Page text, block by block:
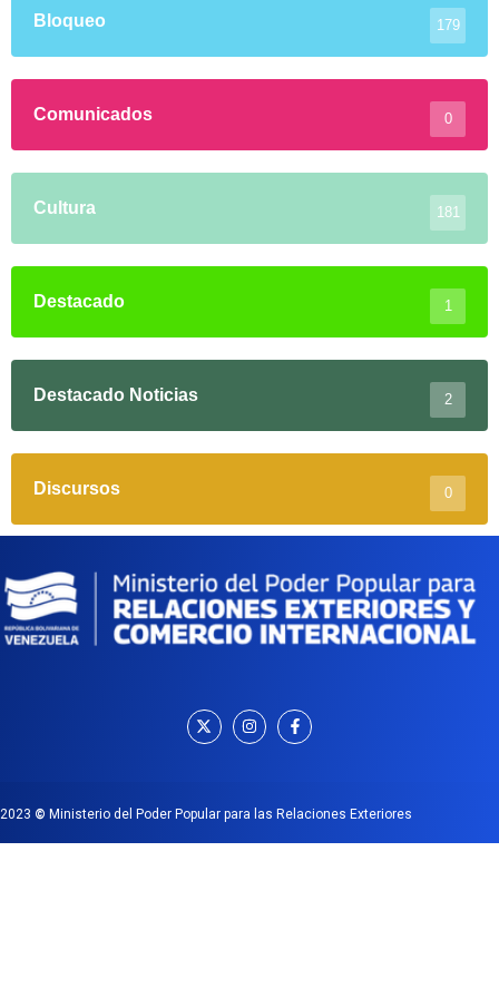
Bloqueo 179
Comunicados 0
Cultura 181
Destacado 1
Destacado Noticias 2
Discursos 0
2023 © Ministerio del Poder Popular para las Relaciones Exteriores